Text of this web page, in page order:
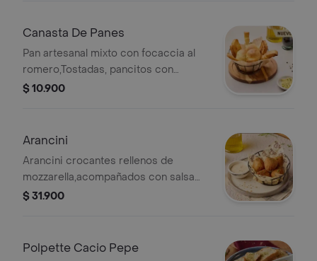
Canasta De Panes
Pan artesanal mixto con focaccia al
romero,Tostadas, pancitos con
mantequilla de ajo.
$ 10.900
Arancini
Arancini crocantes rellenos de
mozzarella,acompañados con salsa
tártara.
$ 31.900
Polpette Cacio Pepe